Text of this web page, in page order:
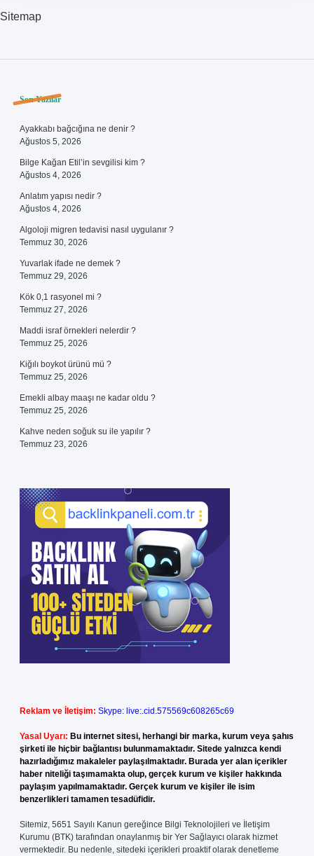
Sitemap
Sidebar
Son Yazılar
Ayakkabı bağcığına ne denir ?
Ağustos 5, 2026
Bilge Kağan Etil’in sevgilisi kim ?
Ağustos 4, 2026
Anlatım yapısı nedir ?
Ağustos 4, 2026
Algoloji migren tedavisi nasıl uygulanır ?
Temmuz 30, 2026
Yuvarlak ifade ne demek ?
Temmuz 29, 2026
Kök 0,1 rasyonel mi ?
Temmuz 27, 2026
Maddi israf örnekleri nelerdir ?
Temmuz 25, 2026
Kiğılı boykot ürünü mü ?
Temmuz 25, 2026
Emekli albay maaşı ne kadar oldu ?
Temmuz 25, 2026
Kahve neden soğuk su ile yapılır ?
Temmuz 23, 2026
Reklam ve İletişim: Skype: live:.cid.575569c608265c69
Yasal Uyarı: Bu internet sitesi, herhangi bir marka, kurum veya şahıs
şirketi ile hiçbir bağlantısı bulunmamaktadır. Sitede yalnızca kendi
hazırladığımız makaleler paylaşılmaktadır. Burada yer alan içerikler
haber niteliği taşımamakta olup, gerçek kurum ve kişiler hakkında
paylaşım yapılmamaktadır. Gerçek kurum ve kişiler ile isim
benzerlikleri tamamen tesadüfidir.
Sitemiz, 5651 Sayılı Kanun gereğince Bilgi Teknolojileri ve İletişim
Kurumu (BTK) tarafından onaylanmış bir Yer Sağlayıcı olarak hizmet
vermektedir. Bu nedenle, sitedeki içerikleri proaktif olarak denetleme